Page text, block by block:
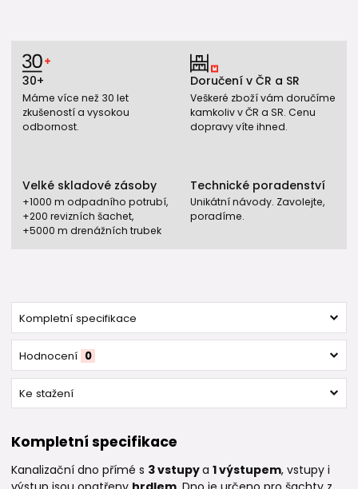
30+
Máme více než 30 let
zkušeností a vysokou
odbornost.
Doručení v ČR a SR
Veškeré zboží vám doručíme
kamkoliv v ČR a SR. Cenu
dopravy víte ihned.
Velké skladové zásoby
+1000 m odpadního potrubí,
+200 revizních šachet,
+5000 m drenážních trubek
Technické poradenství
Unikátní návody. Zavolejte,
poradíme.
Kompletní specifikace
Hodnocení 0
Ke stažení
Kompletní specifikace
Kanalizační dno přímé s 3vstupya 1 výstupem, vstupy i